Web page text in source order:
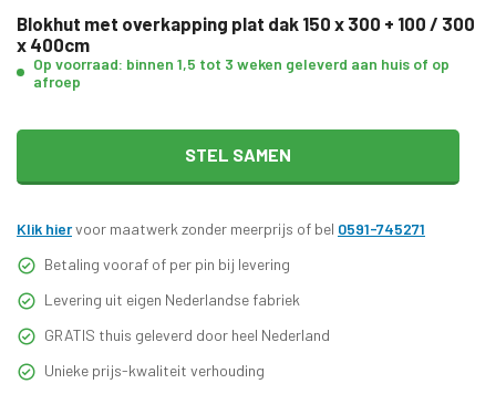
Blokhut met overkapping plat dak 150 x 300 + 100 / 300
x 400cm
Op voorraad: binnen 1,5 tot 3 weken geleverd aan huis of op
afroep
STEL SAMEN
Klik hiervoor maatwerk zonder meerprijs of bel 0591-745271
Betaling vooraf of per pin bij levering
Levering uit eigen Nederlandse fabriek
GRATIS thuis geleverd door heel Nederland
Unieke prijs-kwaliteit verhouding